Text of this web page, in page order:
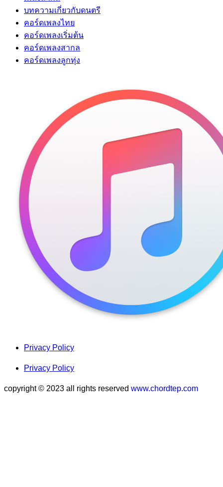
บทความเกี่ยวกับดนตรี
คอร์ดเพลงไทย
คอร์ดเพลงเริ่มต้น
คอร์ดเพลงสากล
คอร์ดเพลงลูกทุ่ง
Privacy Policy
Privacy Policy
copyright © 2023 all rights reserved www.chordtep.com